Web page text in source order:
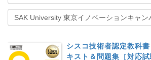
SAK University 東京イノベーションキャン
シスコ技術者認定教科
キスト＆問題集［対応